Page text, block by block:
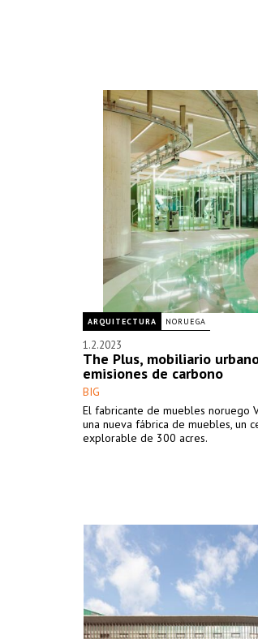
ARQUITECTURA NORUEGA
1.2.2023
The Plus, mobiliario
emisiones de carbono
BIG
El fabricante de muebles noruego
una nueva fábrica de muebles, un
explorable de 300 acres.